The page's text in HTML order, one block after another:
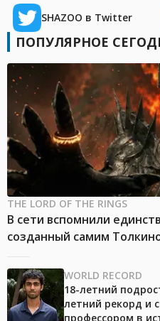
SHAZOO в Twitter
ПОПУЛЯРНОЕ
THE LORD OF THE RINGS
В сети вспомнили
созданный самим
WORLD RECORD
18-летний
летний рекорд и
профессором в